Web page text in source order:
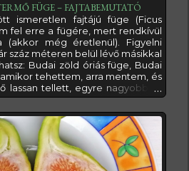
FÜGE – FAJTABEMUTATÓ
ismeretlen fajtájú füge (Ficus
fel erre a fügére, mert rendkívül
(akkor még éretlenül). Figyelni
száz méteren belül lévő másikkal
Budai zöld óriás füge, Budai
tehettem, arra mentem, és
lassan tellett, egyre nagyobbak,
a fügék, ráadásul szelekció
legalábbis láthatóan nem dobált
Mikor pedig pár darabot